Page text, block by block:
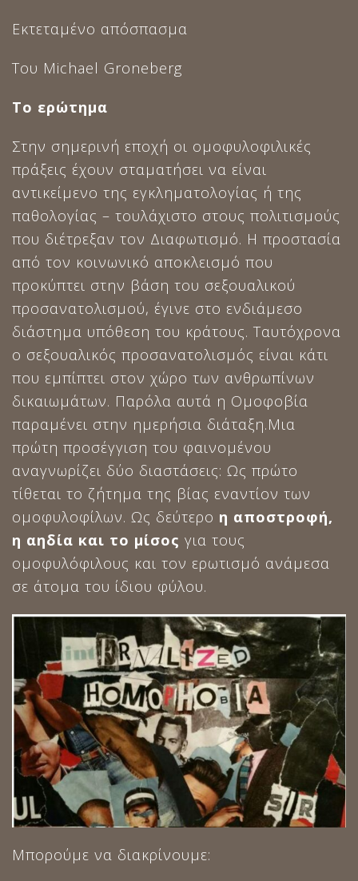
Εκτεταμένο απόσπασμα
Του Michael Groneberg
Το ερώτημα
Στην σημερινή εποχή οι ομοφυλοφιλικές
πράξεις έχουν σταματήσει να είναι
αντικείμενο της εγκληματολογίας ή της
παθολογίας – τουλάχιστο στους πολιτισμούς
που διέτρεξαν τον Διαφωτισμό. Η προστασία
από τον κοινωνικό αποκλεισμό που
προκύπτει στην βάση του σεξουαλικού
προσανατολισμού, έγινε στο ενδιάμεσο
διάστημα υπόθεση του κράτους. Ταυτόχρονα
ο σεξουαλικός προσανατολισμός είναι κάτι
που εμπίπτει στον χώρο των ανθρωπίνων
δικαιωμάτων. Παρόλα αυτά η Ομοφοβία
παραμένει στην ημερήσια διάταξη.Μια
πρώτη προσέγγιση του φαινομένου
αναγνωρίζει δύο διαστάσεις: Ως πρώτο
τίθεται το ζήτημα της βίας εναντίον των
ομοφυλοφίλων. Ως δεύτερο η αποστροφή,
η αηδία και το μίσος για τους
ομοφυλόφιλους και τον ερωτισμό ανάμεσα
σε άτομα του ίδιου φύλου.
Μπορούμε να διακρίνουμε: